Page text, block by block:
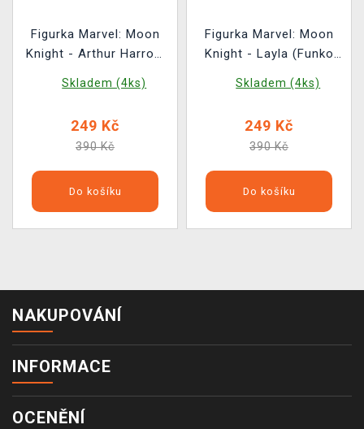
Figurka Marvel: Moon
Knight - Arthur Harrow
Skladem (4ks)
249 Kč
390 Kč
Do košíku
Figurka Marvel: Moon
Knight - Layla (Funko
Skladem (4ks)
249 Kč
390 Kč
Do košíku
NAKUPOVÁNÍ
INFORMACE
OCENĚNÍ